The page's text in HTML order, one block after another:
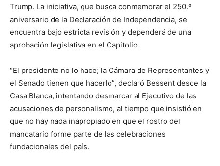
Trump. La iniciativa, que busca conmemorar el 250.º
aniversario de la Declaración de Independencia, se
encuentra bajo estricta revisión y dependerá de una
aprobación legislativa en el Capitolio.
“El presidente no lo hace; la Cámara de Representantes y
el Senado tienen que hacerlo”, declaró Bessent desde la
Casa Blanca, intentando desmarcar al Ejecutivo de las
acusaciones de personalismo, al tiempo que insistió en
que no hay nada inapropiado en que el rostro del
mandatario forme parte de las celebraciones
fundacionales del país.